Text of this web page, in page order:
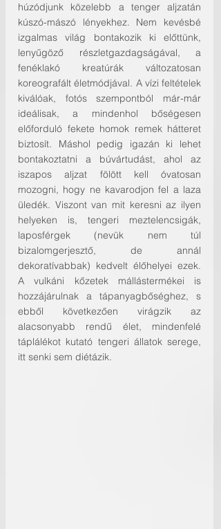
húzódjunk közelebb a tenger aljzatán
kúszó-mászó lényekhez. Nem kevésbé
izgalmas világ bontakozik ki előttünk,
lenyűgöző részletgazdagságával, a
fenéklakó kreatúrák változatosan
koreografált életmódjával. A vízi feltételek
kiválóak, fotós szempontból már-már
ideálisak, a mindenhol bőségesen
előforduló fekete homok remek hátteret
biztosít. Máshol pedig igazán ki lehet
bontakoztatni a búvártudást, ahol az
iszapos aljzat fölött kell óvatosan
mozogni, hogy ne kavarodjon fel a laza
üledék. Viszont van mit keresni az ilyen
helyeken is, tengeri meztelencsigák,
laposférgek (nevük nem túl
bizalomgerjesztő, de annál
dekoratívabbak) kedvelt élőhelyei ezek.
A vulkáni kőzetek mállástermékei is
hozzájárulnak a tápanyagbőséghez, s
ebből következően virágzik az
alacsonyabb rendű élet, mindenfelé
táplálékot kutató tengeri állatok serege,
itt senki sem diétázik.